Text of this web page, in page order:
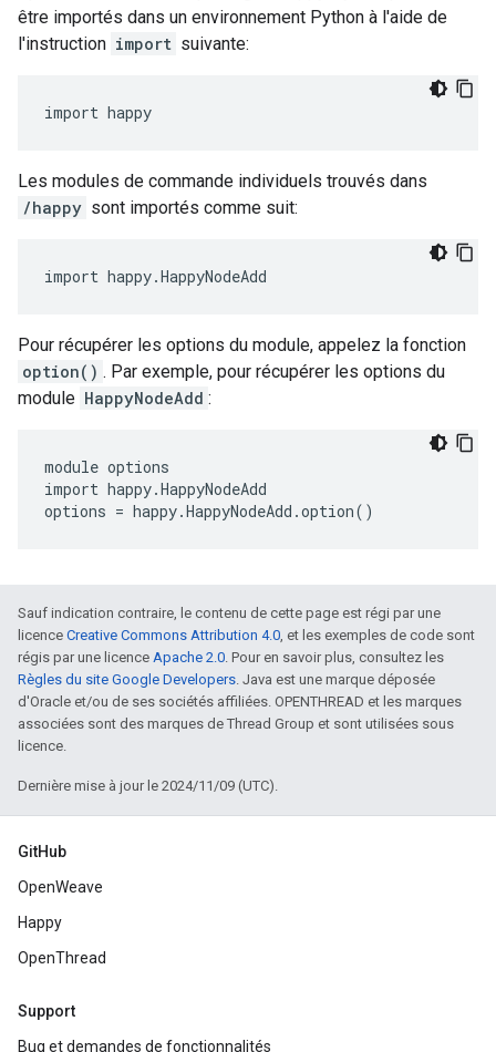
être importés dans un environnement Python à l'aide de
l'instruction import suivante:
import happy
Les modules de commande individuels trouvés dans
/happy sont importés comme suit:
import happy.HappyNodeAdd
Pour récupérer les options du module, appelez la fonction
option() . Par exemple, pour récupérer les options du
module HappyNodeAdd :
module options
import happy.HappyNodeAdd
options = happy.HappyNodeAdd.option()
Sauf indication contraire, le contenu de cette page est régi par une
licence Creative Commons Attribution 4.0, et les exemples de code sont
régis par une licence Apache 2.0. Pour en savoir plus, consultez les
Règles du site Google Developers. Java est une marque déposée
d'Oracle et/ou de ses sociétés affiliées. OPENTHREAD et les marques
associées sont des marques de Thread Group et sont utilisées sous
licence.
Dernière mise à jour le 2024/11/09 (UTC).
GitHub
OpenWeave
Happy
OpenThread
Support
Bug et demandes de fonctionnalités